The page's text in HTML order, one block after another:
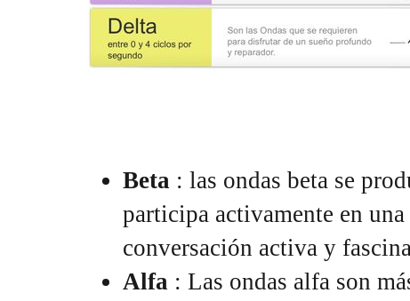
Beta : las ondas beta se
participa activamente en
conversación activa y
Alfa : Las ondas alfa son